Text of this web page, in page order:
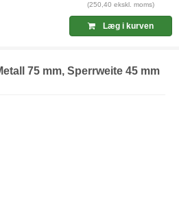
(250,40 ekskl. moms)
Læg i kurven
75 mm, Sperrweite 45 mm